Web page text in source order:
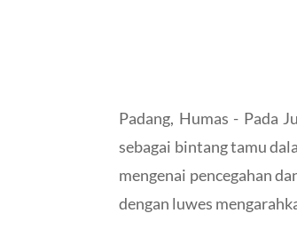
Padang, Humas - Pada
sebagai bintang tamu
mengenai pencegahan
dengan luwes